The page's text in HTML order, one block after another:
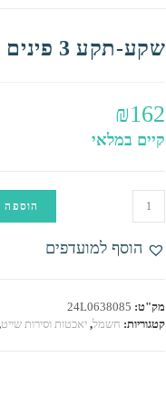
שקע-תקע 3 פינים אטום למים
₪162
קיים במלאי
כמות
3
למים
הוספה
הוסף למועדפים
מק"ט: 24L0638085
קטגוריות: חשמל, יאכטות וסירות שייט